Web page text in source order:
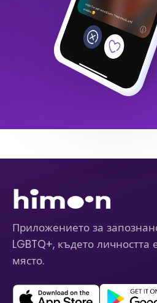
Приложението за
LGBTQ+, където
място.